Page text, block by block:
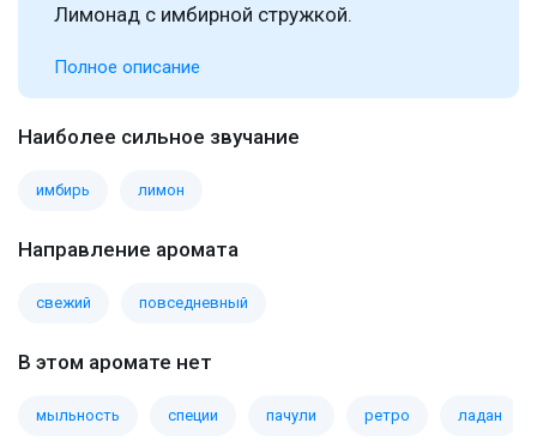
Лимонад с имбирной стружкой.
Полное описание
Наиболее сильное звучание
имбирь лимон
Направление аромата
свежий повседневный
В этом аромате нет
мыльность специи пачули ретро ладан